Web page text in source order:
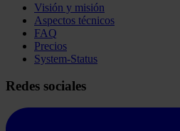
Visión y misión
Aspectos técnicos
FAQ
Precios
System-Status
Redes sociales